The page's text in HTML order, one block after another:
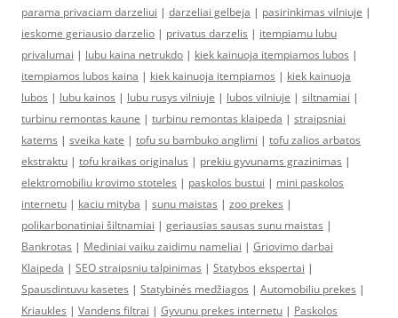
parama privaciam darzeliui | darzeliai gelbeja | pasirinkimas vilniuje |
ieskome geriausio darzelio | privatus darzelis | itempiamu lubu
privalumai | lubu kaina netrukdo | kiek kainuoja itempiamos lubos |
itempiamos lubos kaina | kiek kainuoja itempiamos | kiek kainuoja
lubos | lubu kainos | lubu rusys vilniuje | lubos vilniuje | siltnamiai |
turbinu remontas kaune | turbinu remontas klaipeda | straipsniai
katems | sveika kate | tofu su bambuko anglimi | tofu zalios arbatos
ekstraktu | tofu kraikas originalus | prekiu gyvunams grazinimas |
elektromobiliu krovimo stoteles | paskolos bustui | mini paskolos
internetu | kaciu mityba | sunu maistas | zoo prekes |
polikarbonatiniai šiltnamiai | geriausias sausas sunu maistas |
Bankrotas | Mediniai vaiku zaidimu nameliai | Griovimo darbai
Klaipeda | SEO straipsniu talpinimas | Statybos ekspertai |
Spausdintuvu kasetes | Statybinės medžiagos | Automobiliu prekes |
Kriaukles | Vandens filtrai | Gyvunu prekes internetu | Paskolos